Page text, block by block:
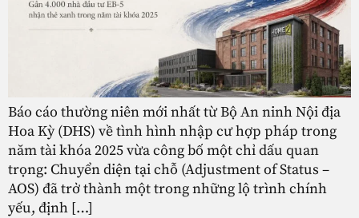
Báo cáo thường niên mới nhất từ Bộ An ninh Nội địa
Hoa Kỳ (DHS) về tình hình nhập cư hợp pháp trong
năm tài khóa 2025 vừa công bố một chỉ dấu quan
trọng: Chuyển diện tại chỗ (Adjustment of Status –
AOS) đã trở thành một trong những lộ trình chính
yếu, định […]